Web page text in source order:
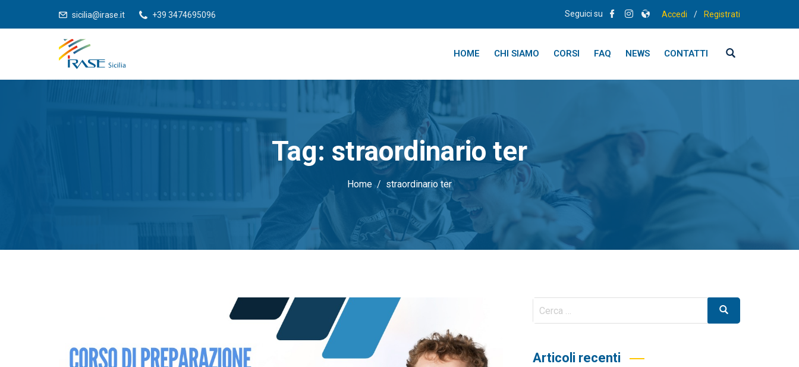
sicilia@irase.it +39 3474695096 Seguici su Accedi / Registrati
HOME CHI SIAMO CORSI FAQ NEWS CONTATTI
Tag: straordinario ter
Home straordinario ter
Cerca
per:
Cerca
Articoli recenti